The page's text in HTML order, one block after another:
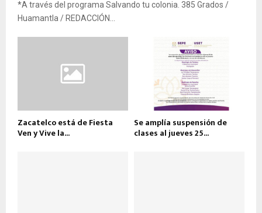
*A través del programa Salvando tu colonia. 385 Grados /
Huamantla / REDACCIÓN...
Zacatelco está de Fiesta
Ven y Vive la...
Se amplía suspensión de
clases al jueves 25...